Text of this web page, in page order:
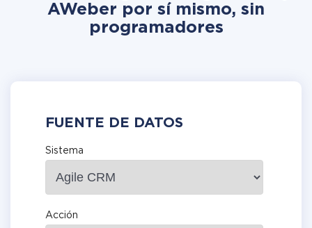
AWeber por sí mismo, sin
programadores
FUENTE DE DATOS
Sistema
Acción